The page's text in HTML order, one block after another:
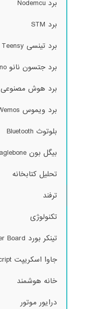
برد Nodemcu
برد STM
برد تینسی Teensy
برد جتسون نانو Jetson Nano
برد هوش مصنوعی Sipeed
برد ویموس Wemos
بلوتوث Bluetooth
بیگل بون Beaglebone
تحلیل کتابخانه
ترفند
تکنولوژی
تینکر بورد Tinker Board
جاوا اسکریپت Javascript
خانه هوشمند
درایور موتور